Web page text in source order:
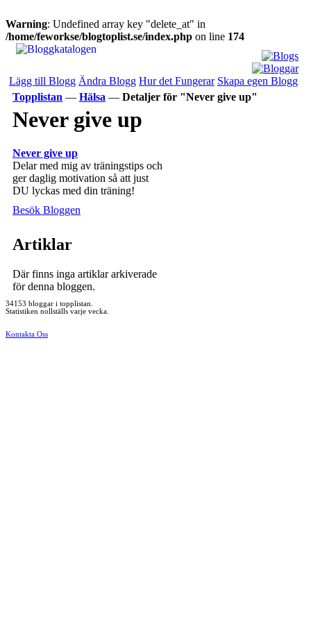
Warning: Undefined array key "delete_at" in
/home/feworkse/blogtoplist.se/index.php on line 174
Lägg till Blogg Ändra Blogg Hur det Fungerar Skapa egen Blogg
Topplistan — Hälsa — Detaljer för "Never give up"
Never give up
Never give up
Delar med mig av träningstips och
ger daglig motivation så att just
DU lyckas med din träning!
Besök Bloggen
Artiklar
Där finns inga artiklar arkiverade
för denna bloggen.
34153 bloggar i topplistan.
Statistiken nollställs varje vecka.
Kontakta Oss